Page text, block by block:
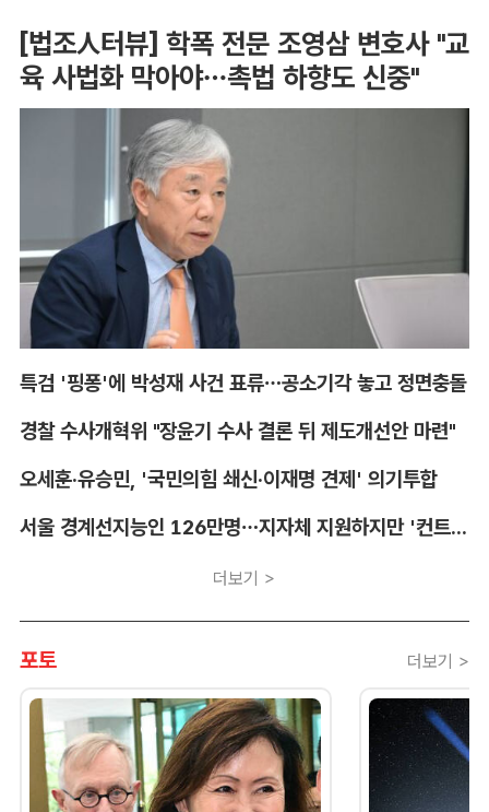
[법조人터뷰] 학폭 전문 조영삼 변호사 "교
육 사법화 막아야…촉법 하향도 신중"
특검 '핑퐁'에 박성재 사건 표류…공소기각 놓고 정면충돌
경찰 수사개혁위 "장윤기 수사 결론 뒤 제도개선안 마련"
오세훈·유승민, '국민의힘 쇄신·이재명 견제' 의기투합
서울 경계선지능인 126만명…지자체 지원하지만 '컨트롤타워' 부재
더보기 >
포토 더보기 >